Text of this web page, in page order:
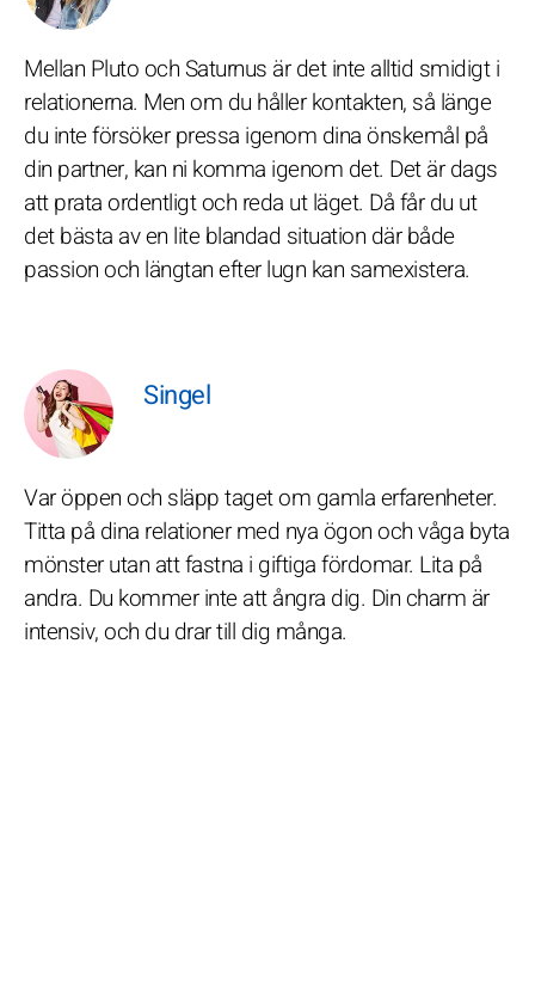
Mellan Pluto och Saturnus är det inte alltid smidigt i
relationerna. Men om du håller kontakten, så länge
du inte försöker pressa igenom dina önskemål på
din partner, kan ni komma igenom det. Det är dags
att prata ordentligt och reda ut läget. Då får du ut
det bästa av en lite blandad situation där både
passion och längtan efter lugn kan samexistera.
Singel
Var öppen och släpp taget om gamla erfarenheter.
Titta på dina relationer med nya ögon och våga byta
mönster utan att fastna i giftiga fördomar. Lita på
andra. Du kommer inte att ångra dig. Din charm är
intensiv, och du drar till dig många.